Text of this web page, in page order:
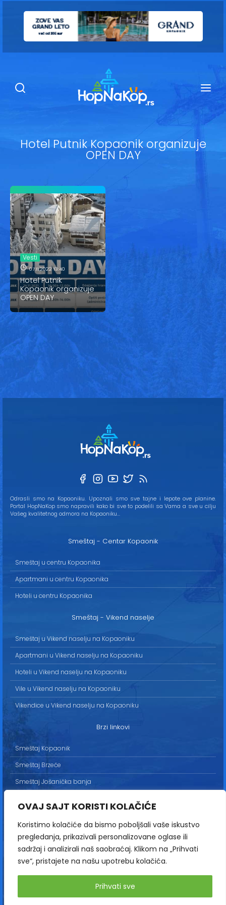
OVAJ SAJT KORISTI KOLAČIĆE
Koristimo kolačiće da bismo poboljšali vaše iskustvo
pregledanja, prikazivali personalizovane oglase ili
sadržaj i analizirali naš saobraćaj. Klikom na „Prihvati
sve“, pristajete na našu upotrebu kolačića.
Prihvati sve
Ugostiteljstvo
Kop Info
Ski info
Hotel Putnik Kopaonik organizuje
OPEN DAY
Vesti
07.11.2022 13:40
Hotel Putnik
Kopaonik organizuje
OPEN DAY
Odrasli smo na Kopaoniku. Upoznali smo sve tajne i lepote ove planine.
Portal HopNaKop smo napravili kako bi sve to podelili sa Vama a sve u cilju
Vašeg kvalitetnog odmora na Kopaoniku...
Smeštaj - Centar Kopaonik
Smeštaj u centru Kopaonika
Apartmani u centru Kopaonika
Hoteli u centru Kopaonika
Smeštaj - Vikend naselje
Smeštaj u Vikend naselju na Kopaoniku
Apartmani u Vikend naselju na Kopaoniku
Hoteli u Vikend naselju na Kopaoniku
Vile u Vikend naselju na Kopaoniku
Vikendice u Vikend naselju na Kopaoniku
Brzi linkovi
Smeštaj Kopaonik
Smeštaj Brzeće
Smeštaj Jošanička banja
Kontakt
Sva prava zadržana / All rights reserved